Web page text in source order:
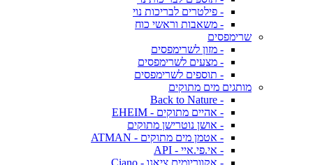
- פילטרים לבריכות נוי
- משאבות וראשי כוח
שרימפסים
- מזון לשרימפסים
- מצעים לשרימפסים
- תוספים לשרימפסים
מותגים מים מתוקים
- Back to Nature
- אהיים מתוקים - EHEIM
- אושן נוטרישן מתוקים
- אטמן מים מתוקים - ATMAN
- אי.פי.איי - API
- אקווריומים ציאנו - Ciano